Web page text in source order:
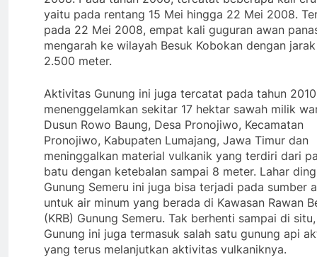
yaitu pada rentang 15 Mei hingga 22 Mei 2008.
pada 22 Mei 2008, empat kali guguran awan
mengarah ke wilayah Besuk Kobokan dengan
2.500 meter.
Aktivitas Gunung ini juga tercatat pada tahun
menenggelamkan sekitar 17 hektar sawah milik
Dusun Rowo Baung, Desa Pronojiwo, Kecamatan
Pronojiwo, Kabupaten Lumajang, Jawa Timur dan
meninggalkan material vulkanik yang terdiri dari
batu dengan ketebalan sampai 8 meter. Lahar
Gunung Semeru ini juga bisa terjadi pada sumber
untuk air minum yang berada di Kawasan Rawan
(KRB) Gunung Semeru. Tak berhenti sampai di situ,
Gunung ini juga termasuk salah satu gunung api
yang terus melanjutkan aktivitas vulkaniknya.